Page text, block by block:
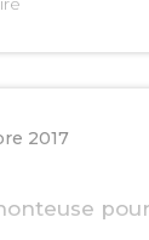
2017